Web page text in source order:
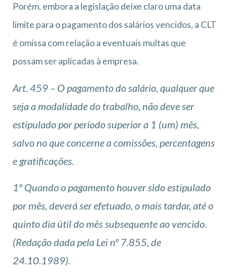
Porém, embora a legislação deixe claro uma data
limite para o pagamento dos salários vencidos, a CLT
é omissa com relação a eventuais multas que
possam ser aplicadas à empresa.
Art. 459 – O pagamento do salário, qualquer que
seja a modalidade do trabalho, não deve ser
estipulado por período superior a 1 (um) mês,
salvo no que concerne a comissões, percentagens
e gratificações.
1º Quando o pagamento houver sido estipulado
por mês, deverá ser efetuado, o mais tardar, até o
quinto dia útil do mês subsequente ao vencido.
(Redação dada pela Lei nº 7.855, de
24.10.1989).